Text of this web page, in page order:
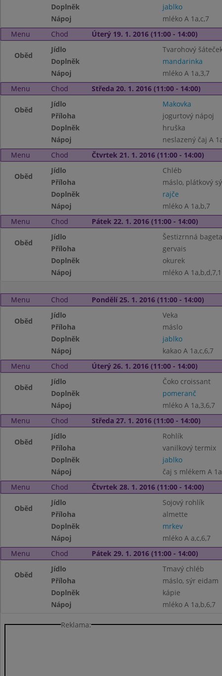
Doplněk
jablko
Nápoj
mléko A 1a,c,7
Menu
Chod Úterý 19. 1. 2016 (11:00 - 14:00)
Oběd
Jídlo
Tvarohový
Doplněk
mandarinka
Nápoj
mléko A 1a,3,7
Menu
Chod Středa 20. 1. 2016 (11:00 - 14:00)
Oběd
Jídlo
Makovka
Příloha
jogurtový nápoj
Doplněk
hruška
Nápoj
neslazený čaj A
Menu
Chod Čtvrtek 21. 1. 2016 (11:00 - 14:00)
Oběd
Jídlo
Chléb
Příloha
máslo, plátkový
Doplněk
rajče
Nápoj
mléko A 1a,b,7
Menu
Chod Pátek 22. 1. 2016 (11:00 - 14:00)
Oběd
Jídlo
Šestizrnná bageta
Příloha
gervais
Doplněk
okurek
Nápoj
mléko A
Menu Chod Pondělí 25. 1. 2016 (11:00 - 14:00)
Oběd
Jídlo
Veka
Příloha
máslo
Doplněk
jablko
Nápoj
kakao A 1a,c,6,7
Menu
Chod Úterý 26. 1. 2016 (11:00 - 14:00)
Oběd
Jídlo
Čoko croissant
Doplněk
pomeranč
Nápoj
mléko A 1a,3,6,7
Menu
Chod Středa 27. 1. 2016 (11:00 - 14:00)
Oběd
Jídlo
Rohlík
Příloha
vanilkový termix
Doplněk
jablko
Nápoj
čaj s mlékem A
Menu
Chod Čtvrtek 28. 1. 2016 (11:00 - 14:00)
Oběd
Jídlo
Sojový rohlík
Příloha
almette
Doplněk
mrkev
Nápoj
mléko A a,c,6,7
Menu
Chod Pátek 29. 1. 2016 (11:00 - 14:00)
Oběd
Jídlo
Tmavý chléb
Příloha
máslo, sýr eidam
Doplněk
kápie
Nápoj
mléko A 1a,b,6,7
Reklama: